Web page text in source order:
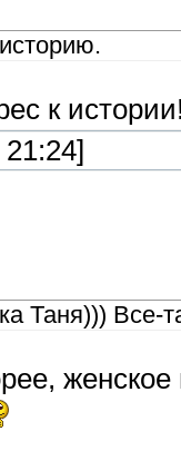
к
Таня))) Все-